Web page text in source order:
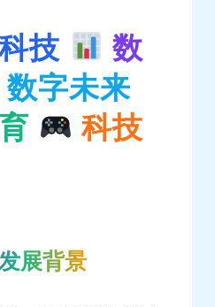
技
数
数字未来
科技
展背景